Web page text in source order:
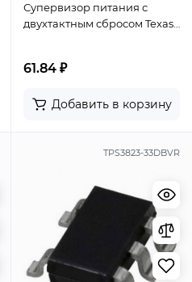
Супервизор питания с
двухтактным сбросом Texas
61.84 ₽
Добавить в корзину
TPS3823-33DBVR